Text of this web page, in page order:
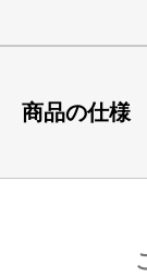
商品の仕様